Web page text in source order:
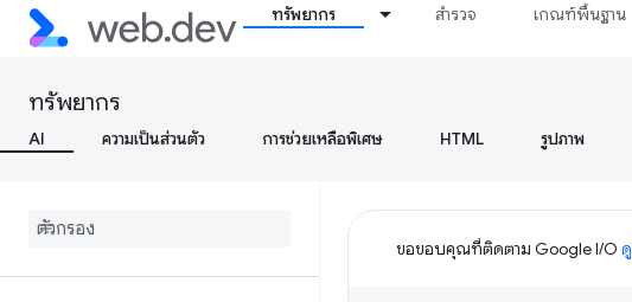
ทรัพยากร สำรวจ เกณฑ์พื้นฐาน
ทรัพยากร
AI ความเป็นส่วนตัว การช่วยเหลือพิเศษ HTML รูปภาพ
ขอขอบคุณที่ติดตาม Google I/O